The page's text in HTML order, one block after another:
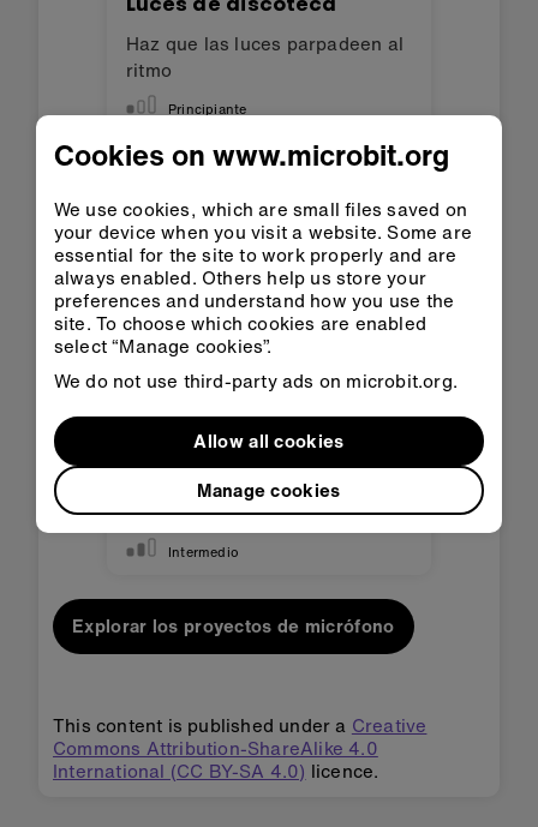
Haz que las luces parpadeen al
ritmo
Principiante
Medidor de aislamiento
acústico
Comprueba qué materiales son
los mejores aislantes acústicos
Intermedio
Explorar los proyectos de micrófono
This content is published under a Creative
Commons Attribution-ShareAlike 4.0
International (CC BY-SA 4.0) licence.
Cookies on www.microbit.org
We use cookies, which are small files saved on
your device when you visit a website. Some are
essential for the site to work properly and are
always enabled. Others help us store your
preferences and understand how you use the
site. To choose which cookies are enabled
select “Manage cookies”.
We do not use third-party ads on microbit.org.
Manage cookies
Allow all cookies